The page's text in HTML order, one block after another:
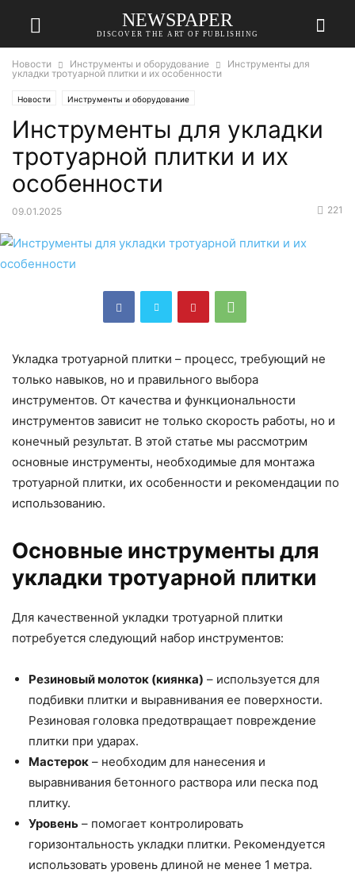
NEWSPAPER
DISCOVER THE ART OF PUBLISHING
Новости Инструменты и оборудование
Инструменты для
укладки тротуарной плитки и их особенности
Новости Инструменты и оборудование
Инструменты для укладки
тротуарной плитки и их
особенности
09.01.2025 221
Укладка тротуарной плитки – процесс, требующий не
только навыков, но и правильного выбора
инструментов. От качества и функциональности
инструментов зависит не только скорость работы, но и
конечный результат. В этой статье мы рассмотрим
основные инструменты, необходимые для монтажа
тротуарной плитки, их особенности и рекомендации по
использованию.
Основные инструменты для
укладки тротуарной плитки
Для качественной укладки тротуарной плитки
потребуется следующий набор инструментов:
Резиновый молоток (киянка) – используется для
подбивки плитки и выравнивания ее поверхности.
Резиновая головка предотвращает повреждение
плитки при ударах.
Мастерок – необходим для нанесения и
выравнивания бетонного раствора или песка под
плитку.
Уровень – помогает контролировать
горизонтальность укладки плитки. Рекомендуется
использовать уровень длиной не менее 1 метра.